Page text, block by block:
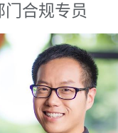
门合规专员